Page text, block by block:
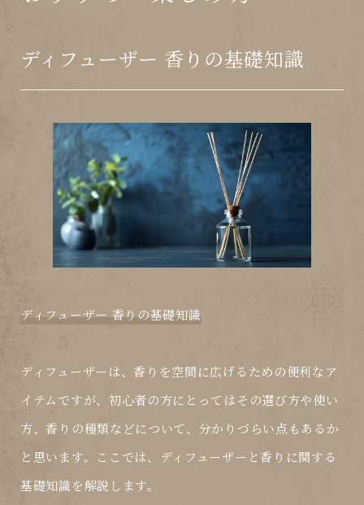
ディフューザー 香りの基礎知識
ディフューザー 香りの基礎知識
ディフューザーは、香りを空間に広げるための便利なア
イテムですが、初心者の方にとってはその選び方や使い
方、香りの種類などについて、分かりづらい点もあるか
と思います。ここでは、ディフューザーと香りに関する
基礎知識を解説します。